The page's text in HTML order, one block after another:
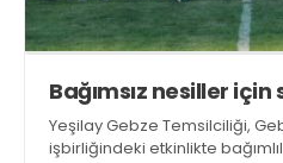
Bağımsız nesiller
Yeşilay Gebze Temsilciliği,
işbirliğindeki etkinlikte